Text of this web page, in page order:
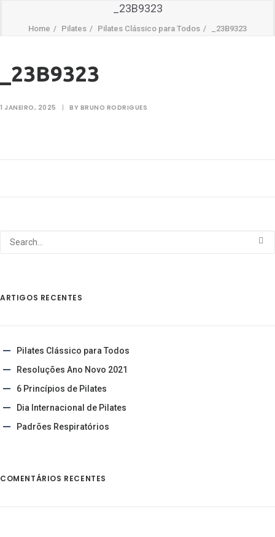
_23B9323
Home Pilates Pilates Clássico para Todos _23B9323
_23B9323
1 JANEIRO, 2025 | BY BRUNO RODRIGUES
ARTIGOS RECENTES
Pilates Clássico para Todos
Resoluções Ano Novo 2021
6 Princípios de Pilates
Dia Internacional de Pilates
Padrões Respiratórios
COMENTÁRIOS RECENTES